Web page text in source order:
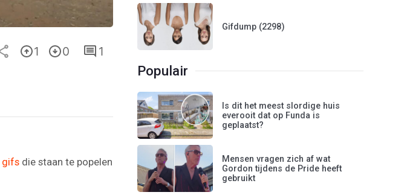
1 0 1
gifs die staan te popelen
Gifdump (2298)
Populair
Is dit het meest slordige huis
everooit dat op Funda is
geplaatst?
Mensen vragen zich af wat
Gordon tijdens de Pride heeft
gebruikt